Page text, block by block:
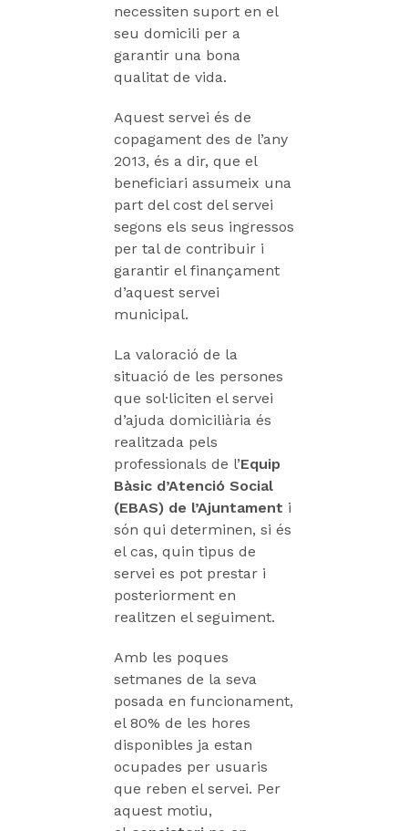
necessiten suport en el
seu domicili per a
garantir una bona
qualitat de vida.
Aquest servei és de
copagament des de l’any
2013, és a dir, que el
beneficiari assumeix una
part del cost del servei
segons els seus ingressos
per tal de contribuir i
garantir el finançament
d’aquest servei
municipal.
La valoració de la
situació de les persones
que sol·liciten el servei
d’ajuda domiciliària és
realitzada pels
professionals de l’Equip
Bàsic d’Atenció Social
(EBAS) de l’Ajuntament i
són qui determinen, si és
el cas, quin tipus de
servei es pot prestar i
posteriorment en
realitzen el seguiment.
Amb les poques
setmanes de la seva
posada en funcionament,
el 80% de les hores
disponibles ja estan
ocupades per usuaris
que reben el servei. Per
aquest motiu,